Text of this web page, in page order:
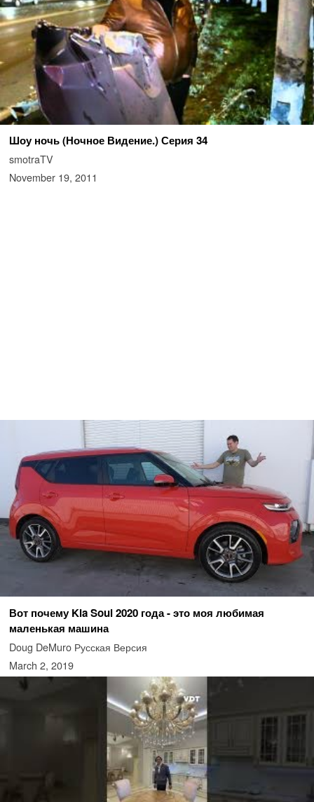
Шоу ночь (Ночное Видение.) Серия 34
smotraTV
November 19, 2011
Вот почему Kia Soul 2020 года - это моя любимая
маленькая машина
Doug DeMuro Русская Версия
March 2, 2019